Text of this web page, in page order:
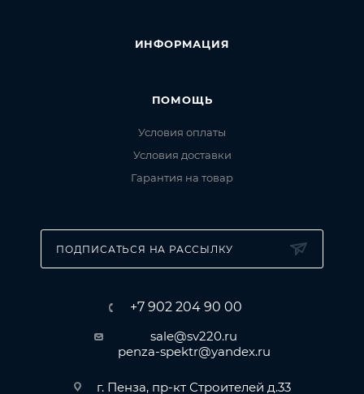
ИНФОРМАЦИЯ
ПОМОЩЬ
Условия оплаты
Условия доставки
Гарантия на товар
ПОДПИСАТЬСЯ НА РАССЫЛКУ
+7 902 204 90 00
sale@sv220.ru
penza-spektr@yandex.ru
г. Пенза, пр-кт Строителей д.33